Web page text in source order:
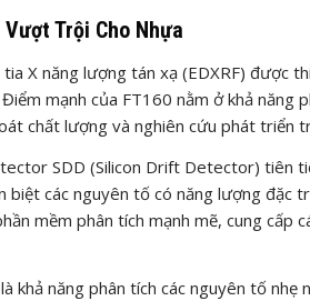
Vượt Trội Cho Nhựa
X năng lượng tán xạ (EDXRF) được
mạnh của FT160 nằm ở khả năng
chất lượng và nghiên cứu phát triển
SDD (Silicon Drift Detector) tiên
biệt các nguyên tố có năng lượng đặc
mềm phân tích mạnh mẽ, cung cấp
năng phân tích các nguyên tố nhẹ